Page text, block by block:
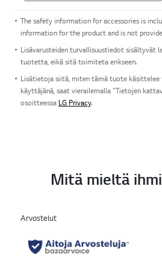
The safety information for accessories is
information for the product and is not
Lisävarusteiden turvallisuustiedot sisältyvät
tuotetta, eikä sitä toimiteta erikseen.
Lisätietoja siitä, miten tämä tuote
käyttäjänä, saat vierailemalla ”Tietojen
osoitteessa LG Privacy.
Mitä mieltä